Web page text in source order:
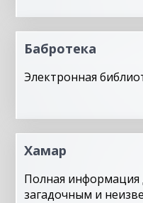
Бабротека
Электронная
Хамар
Полная информация
загадочным и